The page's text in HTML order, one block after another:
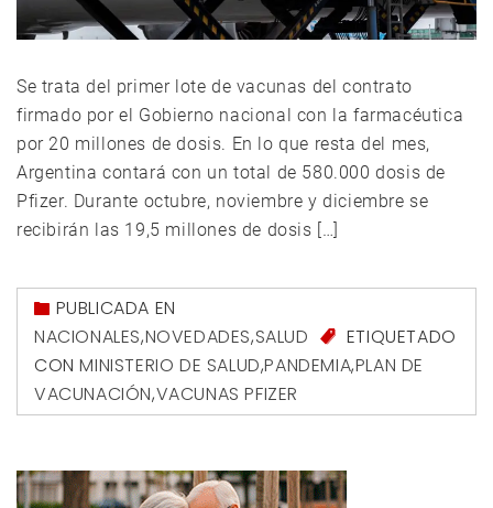
Se trata del primer lote de vacunas del contrato
firmado por el Gobierno nacional con la farmacéutica
por 20 millones de dosis. En lo que resta del mes,
Argentina contará con un total de 580.000 dosis de
Pfizer. Durante octubre, noviembre y diciembre se
recibirán las 19,5 millones de dosis […]
PUBLICADA EN
NACIONALES,NOVEDADES,SALUD
ETIQUETADO
CONMINISTERIO DE SALUD,PANDEMIA,PLAN DE
VACUNACIÓN,VACUNAS PFIZER